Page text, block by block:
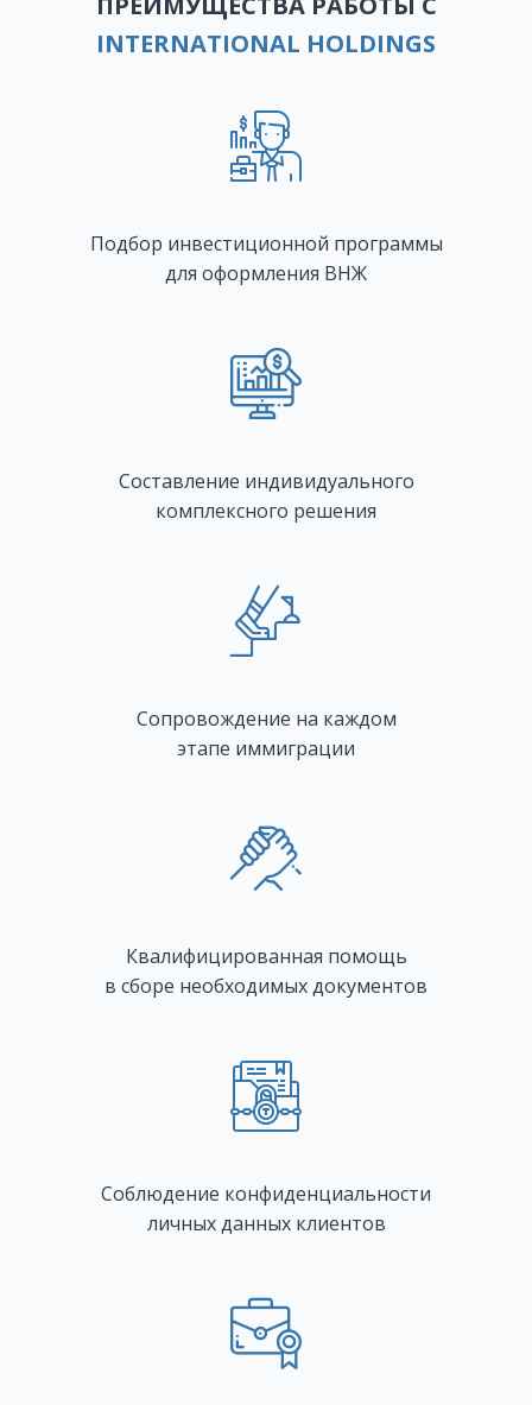
INTERNATIONAL HOLDINGS
Подбор инвестиционной программы
для оформления ВНЖ
Составление индивидуального
комплексного решения
Сопровождение на каждом
этапе иммиграции
Квалифицированная помощь
в сборе необходимых документов
Соблюдение конфиденциальности
личных данных клиентов